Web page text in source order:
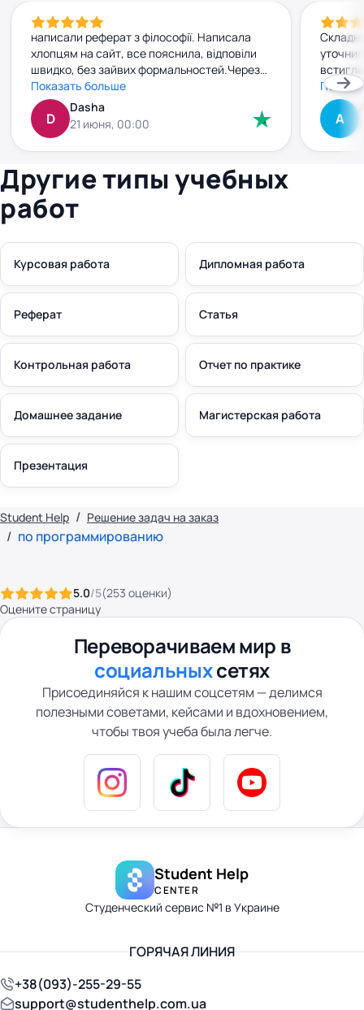
написали реферат з філософії. Написала
хлопцям на сайт, все пояснила, відповіли
швидко, без зайвих формальностей.Через
добу вже мала готову роботу. Текст
нормальний, без води, прочитала — усе
зрозуміло. Заплатила заздалегідь, і жодних
сюрпризів чи “доплат” потім не було. Все
чітко й по-людськи. Рекомендую
Показать больше
D
Dasha
21 июня, 00:00
внести
без
плюс.
А
Другие типы учебных
работ
Курсовая работа Дипломная работа
Реферат Статья
Контрольная работа Отчет по практике
Домашнее задание Магистерская работа
Презентация
Student Help Решение задач на заказ
по программированию
5.0/5(253 оценки)
Оцените страницу
Переворачиваем мир в
социальныхсетях
Присоединяйся к нашим соцсетям — делимся
полезными советами, кейсами и вдохновением,
чтобы твоя учеба была легче.
Student Help
CENTER
Студенческий сервис №1 в Украине
ГОРЯЧАЯ ЛИНИЯ
+38(093)-255-29-55
support@studenthelp.com.ua